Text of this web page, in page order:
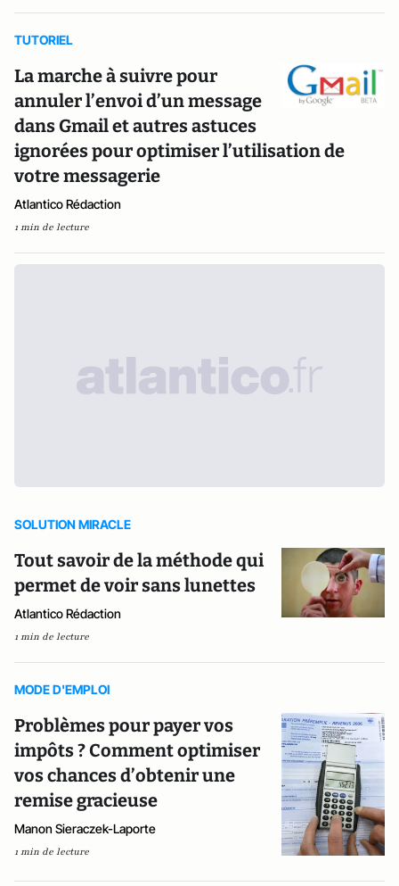
TUTORIEL
La marche à suivre pour
annuler l’envoi d’un message
dans Gmail et autres astuces
ignorées pour optimiser l’utilisation de
votre messagerie
Atlantico Rédaction
1 min de lecture
SOLUTION MIRACLE
Tout savoir de la méthode qui
permet de voir sans lunettes
Atlantico Rédaction
1 min de lecture
MODE D'EMPLOI
Problèmes pour payer vos
impôts ? Comment optimiser
vos chances d’obtenir une
remise gracieuse
Manon Sieraczek-Laporte
1 min de lecture